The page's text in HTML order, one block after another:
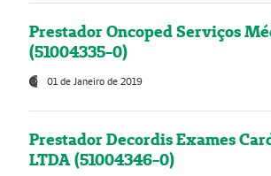
Prestador Oncoped Serviços
(51004335-0)
01 de Janeiro de 2019
Prestador Decordis Exames
LTDA (51004346-0)